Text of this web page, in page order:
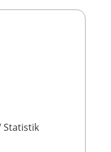
Statistik